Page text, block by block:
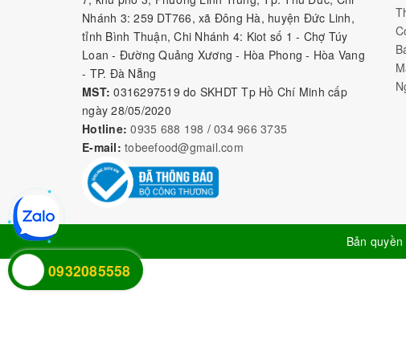
Nhánh 3: 259 DT766, xã Đông Hà, huyện Đức Linh,
tỉnh Bình Thuận, Chi Nhánh 4: Kiot số 1 - Chợ Túy
Loan - Đường Quảng Xương - Hòa Phong - Hòa Vang
- TP. Đà Nẵng
MST: 0316297519 do SKHDT Tp Hồ Chí Minh cấp
ngày 28/05/2020
Hotline: 0935 688 198 / 034 966 3735
E-mail: tobeefood@gmail.com
Bản
0932085558